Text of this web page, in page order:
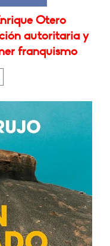
Otero
autoritaria y
franquismo